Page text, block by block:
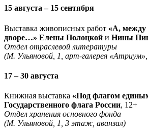
15 августа – 15 сентября
Выставка живописных работ «А, между
дворе…» Елены Полоцкой и Нины
Отдел отраслевой литературы
(М. Ульяновой, 1, арт-галерея
17 – 30 августа
Книжная выставка «Под флагом
Государственного флага России, 12+
Отдел хранения основного фонда
(М. Ульяновой, 1, 3 этаж, аванзал)